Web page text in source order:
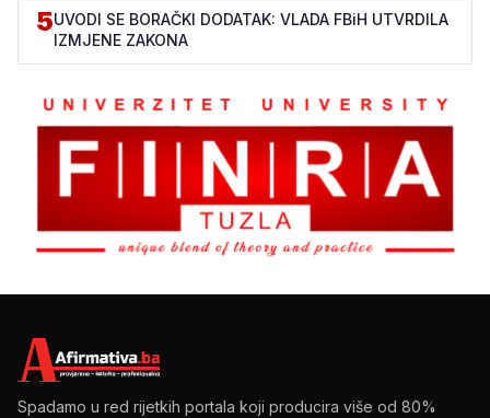
5UVODI SE BORAČKI DODATAK: VLADA FBiH UTVRDILA
IZMJENE ZAKONA
Spadamo u red rijetkih portala koji producira više od 80%